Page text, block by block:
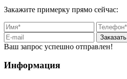
Закажите примерку прямо сейчас:
Заказать
Ваш запрос успешно отправлен!
Информация